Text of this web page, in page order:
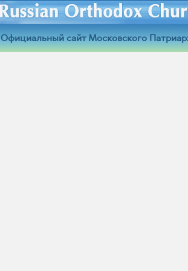
Официальный сайт Московского